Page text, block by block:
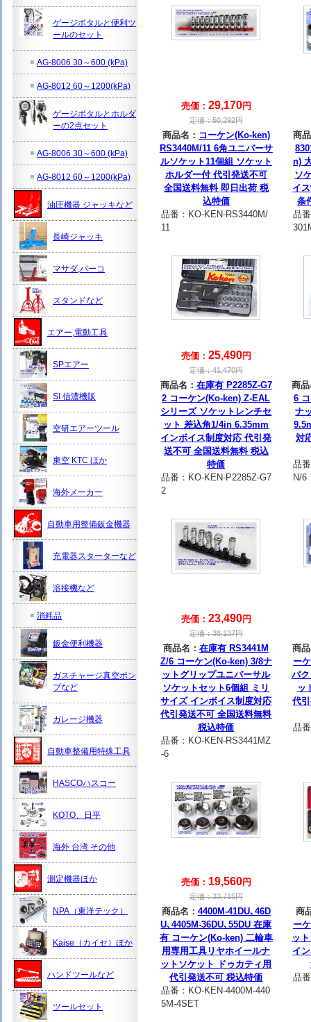
売価： 29,170円
定価：50,292円
商品名： コーケン(Ko-ken)
RS3440M/11 6角ユニバーサ
ルソケット11個組 ソケット
ホルダー付 代引発送不可
全国送料無料 即日出荷 税
込特価
品番： KO-KEN-RS3440M/
11
商
n)
ソ
イ
条
品
売価： 25,490円
定価：41,470円
商品名： 在庫有 P2285Z-G7
2 コーケン(Ko-ken) Z-EAL
シリーズ ソケットレンチセ
ット 差込角1/4in 6.35mm
インボイス制度対応 代引発
送不可 全国送料無料 税込
特価
品番： KO-KEN-P2285Z-G7
2
商
6
ナ
対
品
N/6
売価： 23,490円
定価：38,137円
商品名：在庫有 RS3441M
Z/6 コーケン(Ko-ken) 3/8ナ
ットグリップユニバーサル
ソケットセット6個組 ミリ
サイズ インボイス制度対応
代引発送不可 全国送料無料
税込特価
品番： KO-KEN-RS3441MZ
-6
商
ー
パ
ッ
代
品
売価： 19,560円
定価：33,715円
商品名： 4400M-41DU､46D
U､4405M-36DU､55DU 在庫
有 コーケン(Ko-ken) 二輪車
用専用工具リヤホイールナ
ットソケット ドゥカティ用
代引発送不可 税込特価
品番： KO-KEN-4400M-440
5M-4SET
商
ー
ッ
イ
品
ゲージボタルと便利ツ
ールのセット
AG-8006 30～600 (kPa)
AG-8012 60～1200(kPa)
ゲージボタルとホルダ
ーの2点セット
AG-8006 30～600 (kPa)
AG-8012 60～1200(kPa)
油圧機器 ジャッキなど
長崎ジャッキ
マサダ,バーコ
スタンドなど
エアー,電動工具
SPエアー
SI 信濃機販
空研エアーツール
東空 KTC ほか
海外メーカー
自動車用整備鈑金機器
充電器スターターなど
溶接機など
消耗品
鈑金便利機器
ガスチャージ真空ポン
プなど
ガレージ機器
自動車整備用特殊工具
HASCOハスコー
KOTO、日平
海外 台湾 その他
測定機器ほか
NPA（東洋テック）
Kaise（カイセ）ほか
ハンドツールなど
ツールセット